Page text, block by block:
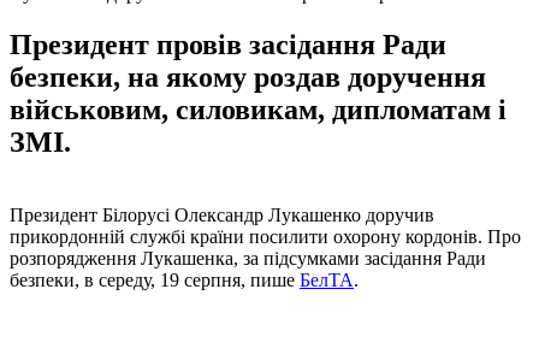
Президент провів засідання Ради
безпеки, на якому роздав доручення
військовим, силовикам, дипломатам і
ЗМІ.
Президент Білорусі Олександр Лукашенко доручив
прикордонній службі країни посилити охорону кордонів. Про
розпорядження Лукашенка, за підсумками засідання Ради
безпеки, в середу, 19 серпня, пише БелТА.